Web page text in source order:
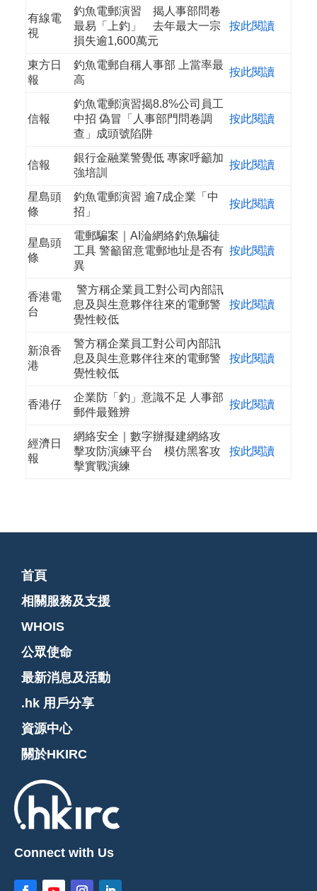
有線電
視
釣魚電郵演習 揭人事部問卷
最易「上釣」 去年最大一宗
損失逾1,600萬元
按此閱讀
東方日
報
釣魚電郵自稱人事部 上當率最
高
按此閱讀
信報
釣魚電郵演習揭8.8%公司員工
中招 偽冒「人事部門問卷調
查」成頭號陷阱
按此閱讀
信報
銀行金融業警覺低 專家呼籲加
強培訓
按此閱讀
星島頭
條
釣魚電郵演習 逾7成企業「中
招」
按此閱讀
星島頭
條
電郵騙案｜AI淪網絡釣魚騙徒
工具 警籲留意電郵地址是否有
異
按此閱讀
香港電
台
警方稱企業員工對公司內部訊
息及與生意夥伴往來的電郵警
覺性較低
按此閱讀
新浪香
港
警方稱企業員工對公司內部訊
息及與生意夥伴往來的電郵警
覺性較低
按此閱讀
香港仔
企業防「釣」意識不足 人事部
郵件最難辨
按此閱讀
經濟日
報
網絡安全｜數字辦擬建網絡攻
擊攻防演練平台 模仿黑客攻
擊實戰演練
按此閱讀
首頁
相關服務及支援
WHOIS
公眾使命
最新消息及活動
.hk 用戶分享
資源中心
關於HKIRC
Connect with Us